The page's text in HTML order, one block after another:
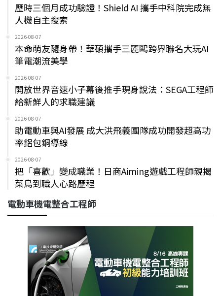
歷時三個月成功驗證！Shield AI 攜手中科院完成無
人機自主搜索
2026-08-07
本命萌友隨身帶！華碩攜手三麗鷗跨界聯名大玩AI
筆電潮流美學
2026-08-07
開放世界音速小子幕後推手現身說法：SEGA工程師
給新鮮人的求職建議
2026-08-07
助電動車與AI發展 成大洪飛義團隊成功開發超高功
率鋁包銅導線
2026-08-07
把「喜歡」變成職業！日商Aiming遊戲工程師親揭
菜鳥到職人心路歷程
電動車機電整合工程師